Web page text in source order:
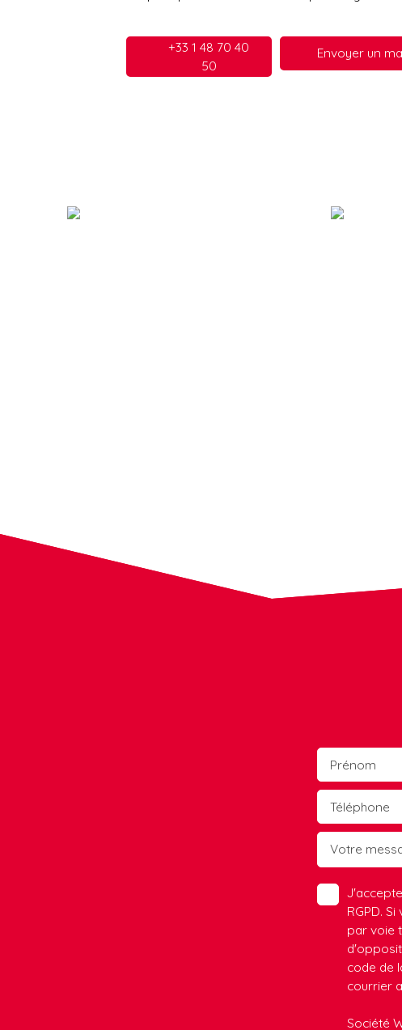
+33 1 48 70 40
50
Envoyer un
Prénom
Téléphone
Votre
RGPD.
par voie
code de
courrier
Société